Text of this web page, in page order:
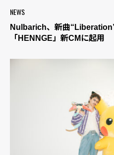
NEWS
Nulbarich、新曲
「HENNGE」新CMに起用